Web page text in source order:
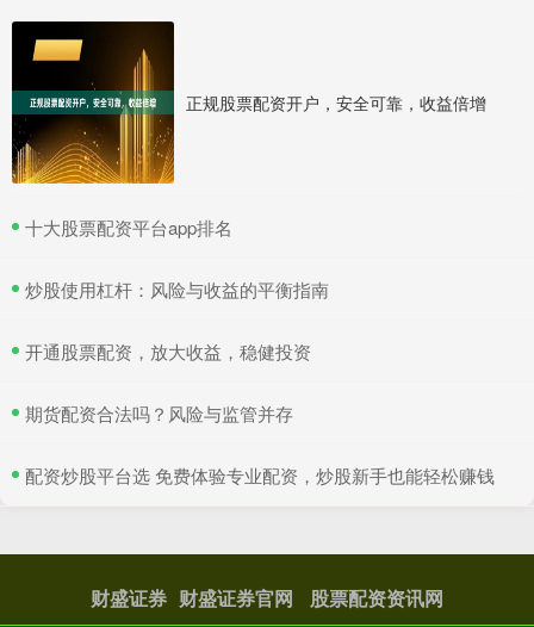
正规股票配资开户，安全可靠，收益倍增
​十大股票配资平台app排名
​炒股使用杠杆：风险与收益的平衡指南
​开通股票配资，放大收益，稳健投资
​期货配资合法吗？风险与监管并存
​配资炒股平台选 免费体验专业配资，炒股新手也能轻松赚钱
财盛证券 财盛证券官网 股票配资资讯网